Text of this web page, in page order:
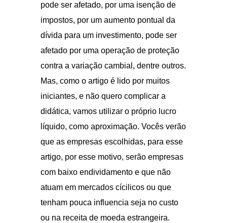
pode ser afetado, por uma isenção de
impostos, por um aumento pontual da
dívida para um investimento, pode ser
afetado por uma operação de proteção
contra a variação cambial, dentre outros.
Mas, como o artigo é lido por muitos
iniciantes, e não quero complicar a
didática, vamos utilizar o próprio lucro
líquido, como aproximação. Vocês verão
que as empresas escolhidas, para esse
artigo, por esse motivo, serão empresas
com baixo endividamento e que não
atuam em mercados cícilicos ou que
tenham pouca influencia seja no custo
ou na receita de moeda estrangeira.